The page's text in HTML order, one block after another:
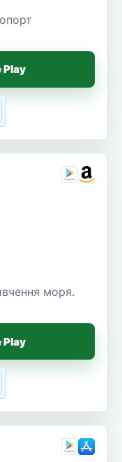
Play
моря.
Play